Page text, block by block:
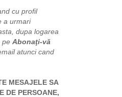
cu profil
a urmari
dupa logarea
pe Abonaţi-vă
atunci cand
MESAJELE SA
DE PERSOANE,